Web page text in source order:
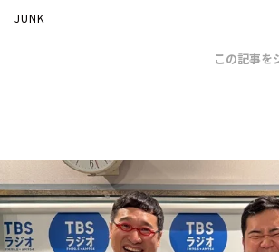
お知らせ
イベント・グッズ
YouTube
会社情報
JUNK
この記事を